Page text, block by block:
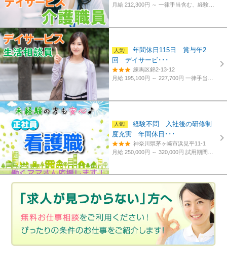
月給 212,300円 ～一律手当含む、経験・資格考慮
年間休日115日 賞与年2
回 デイサービ･･･
練馬区錦2-13-12
月給 195,100円 ～ 227,700円一律手当含む、経験・資格考慮
経験不問 入社後の研修制
度充実 年間休日･･･
神奈川県茅ヶ崎市浜見平11-1
月給 250,000円 ～ 320,000円試用期間あり。3カ月～4カ月。